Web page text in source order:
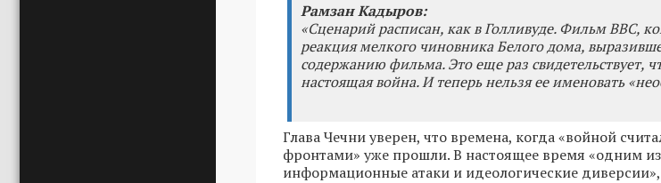
Рамзан Кадыров:
«Сценарий расписан, как в Голливуде. Фильм
реакция мелкого чиновника Белого дома,
содержанию фильма. Это еще раз свидетельствует,
настоящая война. И теперь нельзя ее именовать
Глава Чечни уверен, что времена, когда «войной
фронтами» уже прошли. В настоящее время «одним
информационные атаки и идеологические